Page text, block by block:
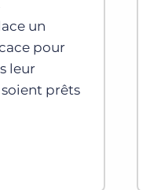
un
pour
leur
soient prêts